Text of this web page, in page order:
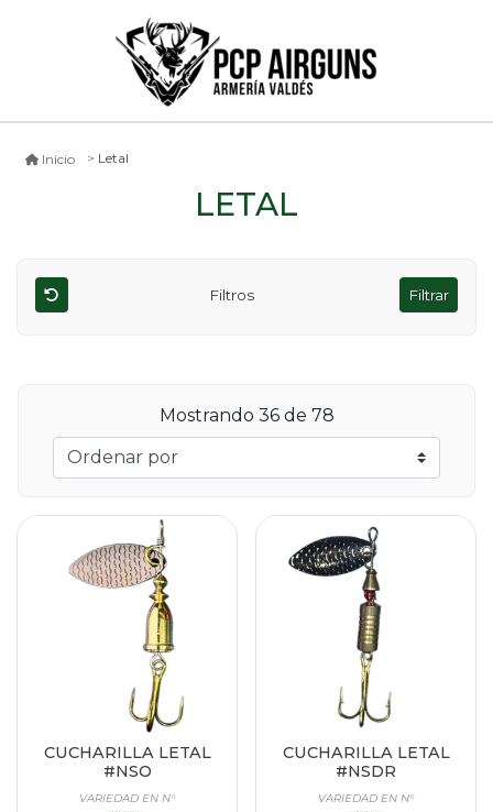
Inicio Letal
LETAL
Filtros Filtrar
Mostrando 36de 78
CUCHARILLA LETAL
#NSO
VARIEDAD EN N°
CUCHARILLA LETAL
#NSDR
VARIEDAD EN N°